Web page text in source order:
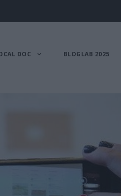
DOC BLOGLAB 2025